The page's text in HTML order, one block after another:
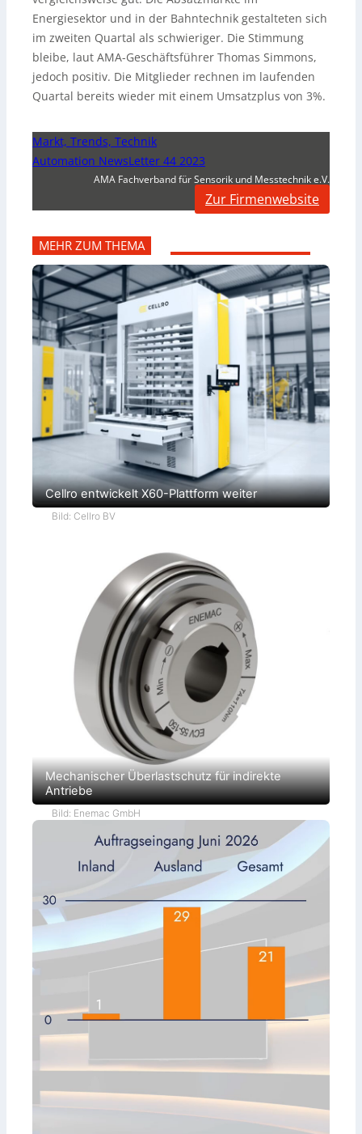
Energiesektor und in der Bahntechnik gestalteten sich
im zweiten Quartal als schwieriger. Die Stimmung
bleibe, laut AMA-Geschäftsführer Thomas Simmons,
jedoch positiv. Die Mitglieder rechnen im laufenden
Quartal bereits wieder mit einem Umsatzplus von 3%.
Markt, Trends, Technik
Automation NewsLetter 44 2023
AMA Fachverband für Sensorik und Messtechnik e.V.
Zur Firmenwebsite
MEHR ZUM THEMA
Cellro entwickelt X60-Plattform weiter
Bild: Cellro BV
Mechanischer Überlastschutz für indirekte
Antriebe
Bild: Enemac GmbH